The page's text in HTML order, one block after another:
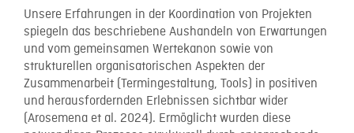
Unsere Erfahrungen in der Koordination von Projekten
spiegeln das beschriebene Aushandeln von Erwartungen
und vom gemeinsamen Wertekanon sowie von
strukturellen organisatorischen Aspekten der
Zusammenarbeit (Termingestaltung, Tools) in positiven
und herausfordernden Erlebnissen sichtbar wider
(Arosemena et al. 2024). Ermöglicht wurden diese